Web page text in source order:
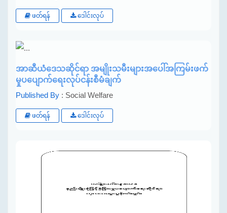
ဖတ်ရန် ဒေါင်းလုပ်
အာဆီယံဒေသဆိုင်ရာ အမျိုးသမီးများအပေါ်အကြမ်းဖက်
မှုပပျောက်ရေးလုပ်ငန်းစီမံချက်
Published By : Social Welfare
ဖတ်ရန် ဒေါင်းလုပ်